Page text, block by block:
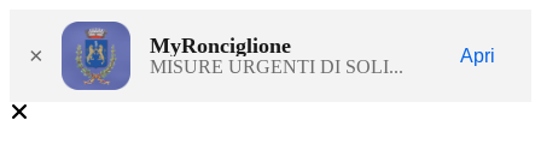
× MyRonciglione
MISURE URGENTI DI SOLI...
Apri